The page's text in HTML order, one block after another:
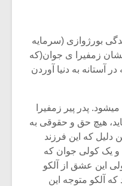
از زندگی بورژوازی (سرمایه
زمفیرا ی جوان(که
به دنیا آوردن
پدر پیر زمفیرا
هیچ حق و حقوقی به
دلیل که این فرزند
یک کولی جوان که
این عشق از آلکو
آلکو متوجه این
برگزار
موسیقی